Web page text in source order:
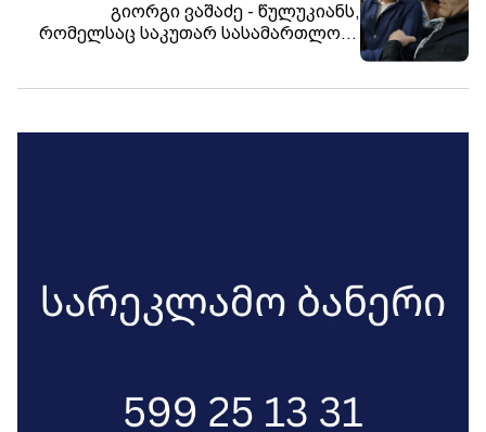
გიორგი ვაშაძე - წულუკიანს,
რომელსაც საკუთარ სასამართლოში